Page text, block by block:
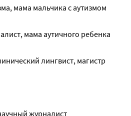
мама мальчика с аутизмом
мама аутичного ребенка
лингвист, магистр
журналист